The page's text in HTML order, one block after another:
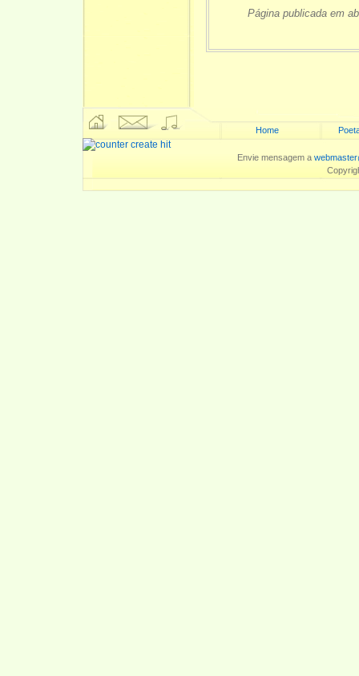
Página publicada em
Home
Envie mensagem a